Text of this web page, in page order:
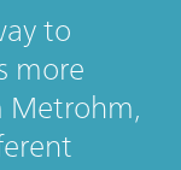
to
more
Metrohm,